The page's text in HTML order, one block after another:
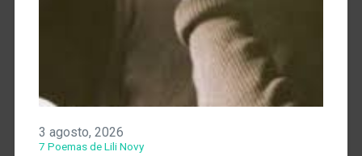
3 agosto, 2026
7 Poemas de Lili Novy